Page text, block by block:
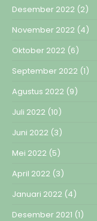
Desember 2022 (2)
November 2022 (4)
Oktober 2022 (6)
September 2022 (1)
Agustus 2022 (9)
Juli 2022 (10)
Juni 2022 (3)
Mei 2022 (5)
April 2022 (3)
Januari 2022 (4)
Desember 2021 (1)